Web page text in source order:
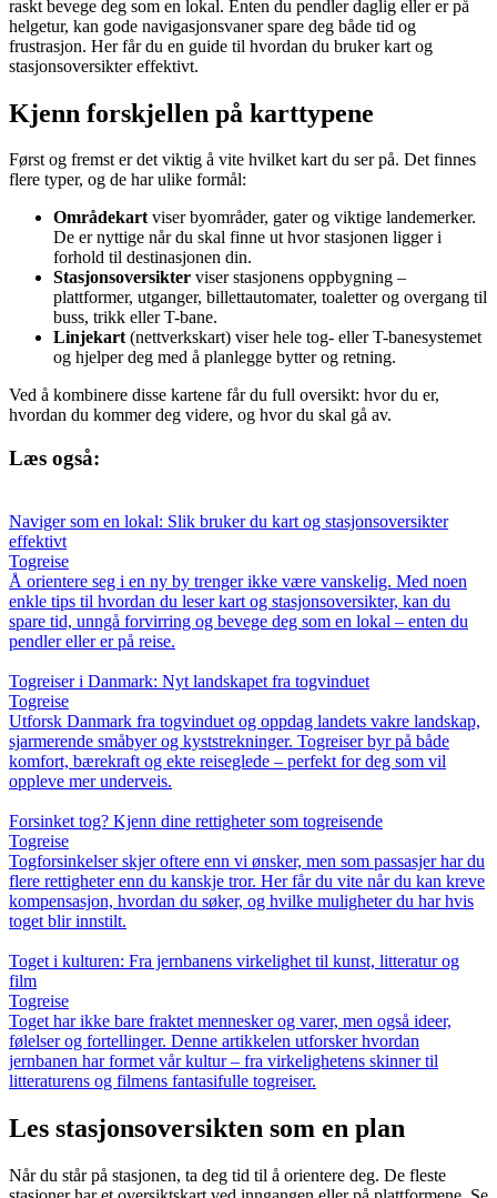
raskt bevege deg som en lokal. Enten du pendler daglig eller er på
helgetur, kan gode navigasjonsvaner spare deg både tid og
frustrasjon. Her får du en guide til hvordan du bruker kart og
stasjonsoversikter effektivt.
Kjenn forskjellen på karttypene
Først og fremst er det viktig å vite hvilket kart du ser på. Det finnes
flere typer, og de har ulike formål:
Områdekartviser byområder, gater og viktige landemerker.
De er nyttige når du skal finne ut hvor stasjonen ligger i
forhold til destinasjonen din.
Stasjonsoversikter viser stasjonens oppbygning –
plattformer, utganger, billettautomater, toaletter og overgang til
buss, trikk eller T-bane.
Linjekart(nettverkskart) viser hele tog- eller T-banesystemet
og hjelper deg med å planlegge bytter og retning.
Ved å kombinere disse kartene får du full oversikt: hvor du er,
hvordan du kommer deg videre, og hvor du skal gå av.
Læs også:
Naviger som en lokal: Slik bruker du kart og stasjonsoversikter
effektivt
Togreise
Å orientere seg i en ny by trenger ikke være vanskelig. Med noen
enkle tips til hvordan du leser kart og stasjonsoversikter, kan du
spare tid, unngå forvirring og bevege deg som en lokal – enten du
pendler eller er på reise.
Togreiser i Danmark: Nyt landskapet fra togvinduet
Togreise
Utforsk Danmark fra togvinduet og oppdag landets vakre landskap,
sjarmerende småbyer og kyststrekninger. Togreiser byr på både
komfort, bærekraft og ekte reiseglede – perfekt for deg som vil
oppleve mer underveis.
Forsinket tog? Kjenn dine rettigheter som togreisende
Togreise
Togforsinkelser skjer oftere enn vi ønsker, men som passasjer har du
flere rettigheter enn du kanskje tror. Her får du vite når du kan kreve
kompensasjon, hvordan du søker, og hvilke muligheter du har hvis
toget blir innstilt.
Toget i kulturen: Fra jernbanens virkelighet til kunst, litteratur og
film
Togreise
Toget har ikke bare fraktet mennesker og varer, men også ideer,
følelser og fortellinger. Denne artikkelen utforsker hvordan
jernbanen har formet vår kultur – fra virkelighetens skinner til
litteraturens og filmens fantasifulle togreiser.
Les stasjonsoversikten som en plan
Når du står på stasjonen, ta deg tid til å orientere deg. De fleste